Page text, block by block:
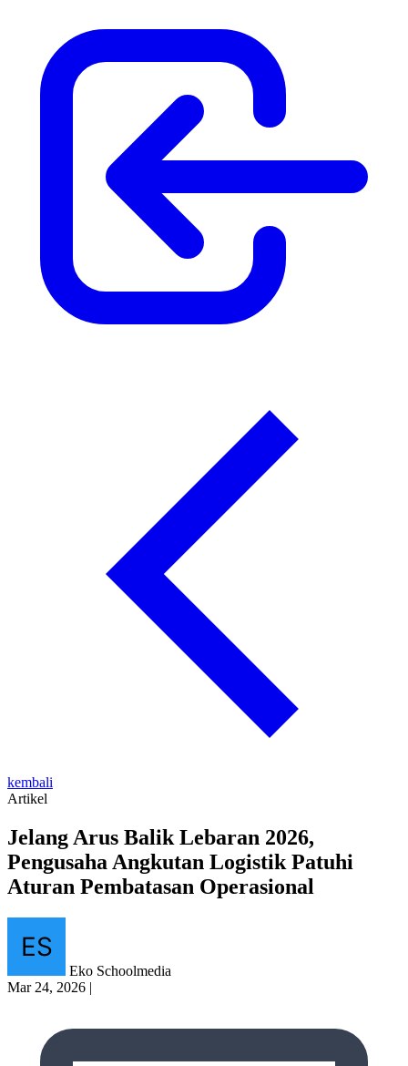
kembali
Artikel
Jelang Arus Balik Lebaran 2026,
Pengusaha Angkutan Logistik Patuhi
Aturan Pembatasan Operasional
Eko Schoolmedia
Mar 24, 2026 |